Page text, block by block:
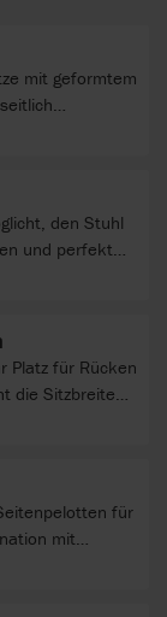
mit geformtem
den Stuhl
und perfekt
70 mm (im
Mobil mit
Mobil Tilt
Platz für Rücken
die Sitzbreite
mm auf eine
Tilt-2.
für
mit